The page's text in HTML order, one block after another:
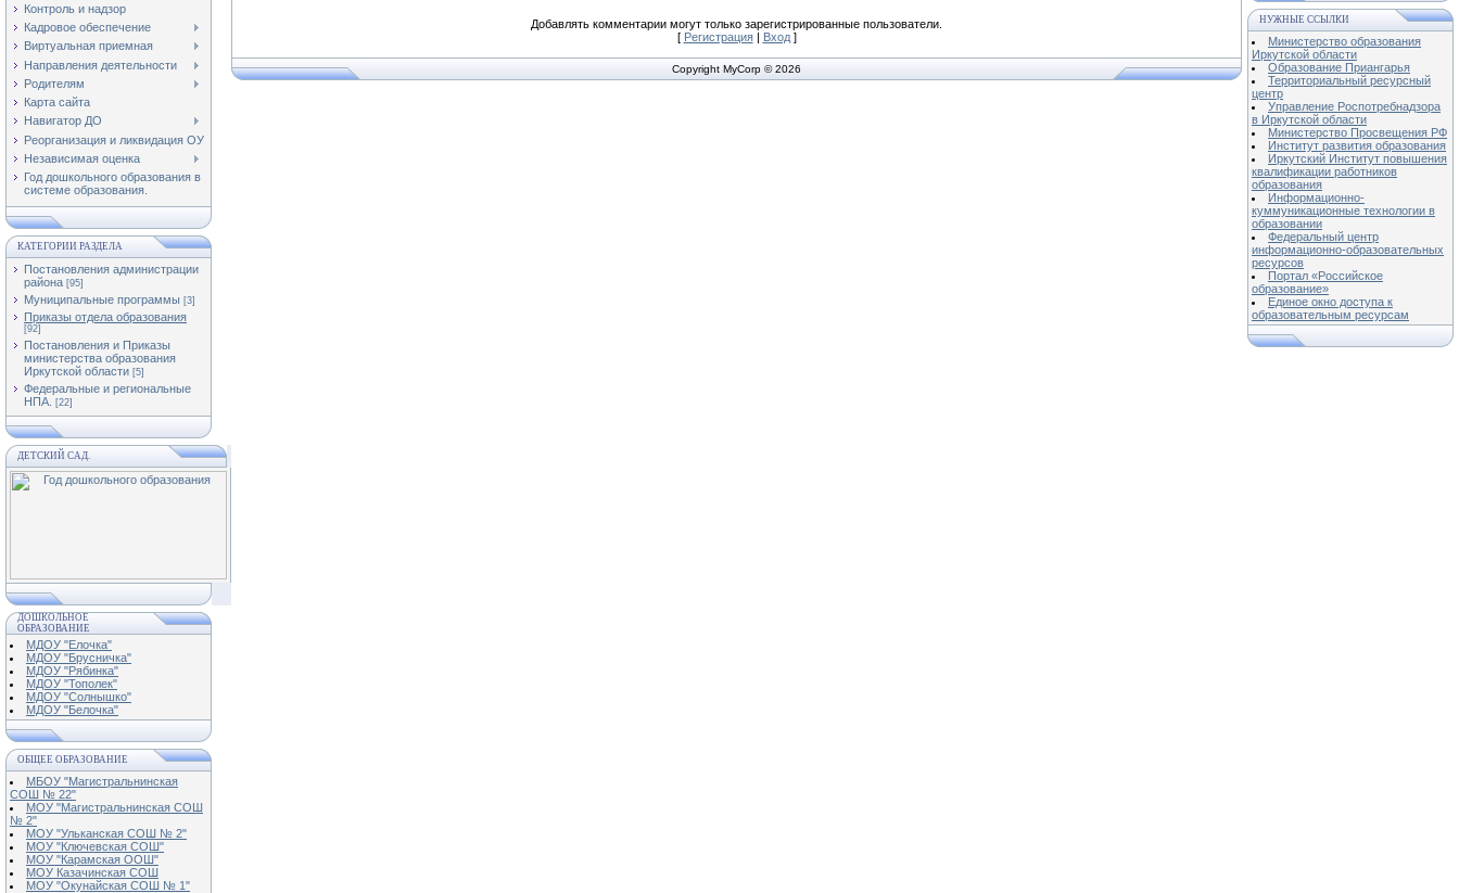
Контроль и надзор
Кадровое обеспечение
Виртуальная приемная
Направления деятельности
Родителям
Карта сайта
Навигатор ДО
Реорганизация и ликвидация ОУ
Независимая оценка
Год дошкольного образования в
системе образования.
КАТЕГОРИИ РАЗДЕЛА
Постановления администрации
района [95]
Муниципальные программы [3]
Приказы отдела образования
[92]
Постановления и Приказы
министерства образования
Иркутской области [5]
Федеральные и региональные
НПА.
[22]
ДЕТСКИЙ САД.
ДОШКОЛЬНОЕ
ОБРАЗОВАНИЕ
МДОУ "Елочка"
МДОУ "Брусничка"
МДОУ "Рябинка"
МДОУ "Тополек"
МДОУ "Солнышко"
МДОУ "Белочка"
ОБЩЕЕ ОБРАЗОВАНИЕ
МБОУ "Магистральнинская
СОШ № 22"
МОУ "Магистральнинская СОШ
№ 2"
МОУ "Ульканская СОШ № 2"
МОУ "Ключевская СОШ"
МОУ "Карамская ООШ"
МОУ Казачинская СОШ
МОУ "Окунайская СОШ № 1"
Добавлять комментарии могут только зарегистрированные пользователи.
[ Регистрация| Вход]
Copyright MyCorp © 2026
НУЖНЫЕ ССЫЛКИ
Министерство образования
Иркутской области
Образование Приангарья
Территориальный ресурсный
центр
Управление Роспотребнадзора
в Иркутской области
Министерство Просвещения РФ
Институт развития образования
Иркутский Институт повышения
квалификации работников
образования
Информационно-
куммуникационные технологии в
образовании
Федеральный центр
информационно-образовательных
ресурсов
Портал «Российское
образование»
Единое окно доступа к
образовательным ресурсам